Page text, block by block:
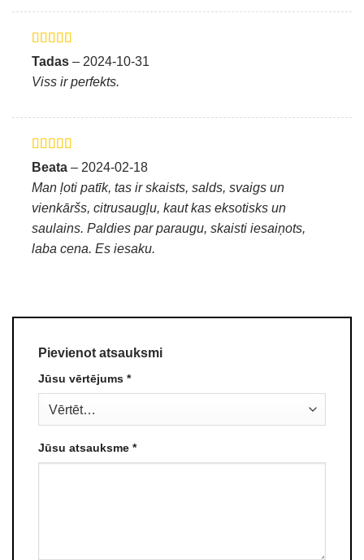
Novērtēts ar
Tadas – 2024-10-31
Viss ir perfekts.
Novērtēts ar
5no 5
Beata – 2024-02-18
Man ļoti patīk, tas ir skaists, salds, svaigs un
vienkāršs, citrusaugļu, kaut kas eksotisks un
saulains. Paldies par paraugu, skaisti iesaiņots,
laba cena. Es iesaku.
Pievienot atsauksmi
Jūsu vērtējums *
Jūsu atsauksme *